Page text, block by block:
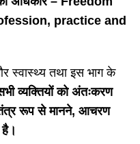
practice and
स्वास्थ्य तथा इस भाग के
व्यक्तियों को अंतःकरण
रूप से मानने, आचरण